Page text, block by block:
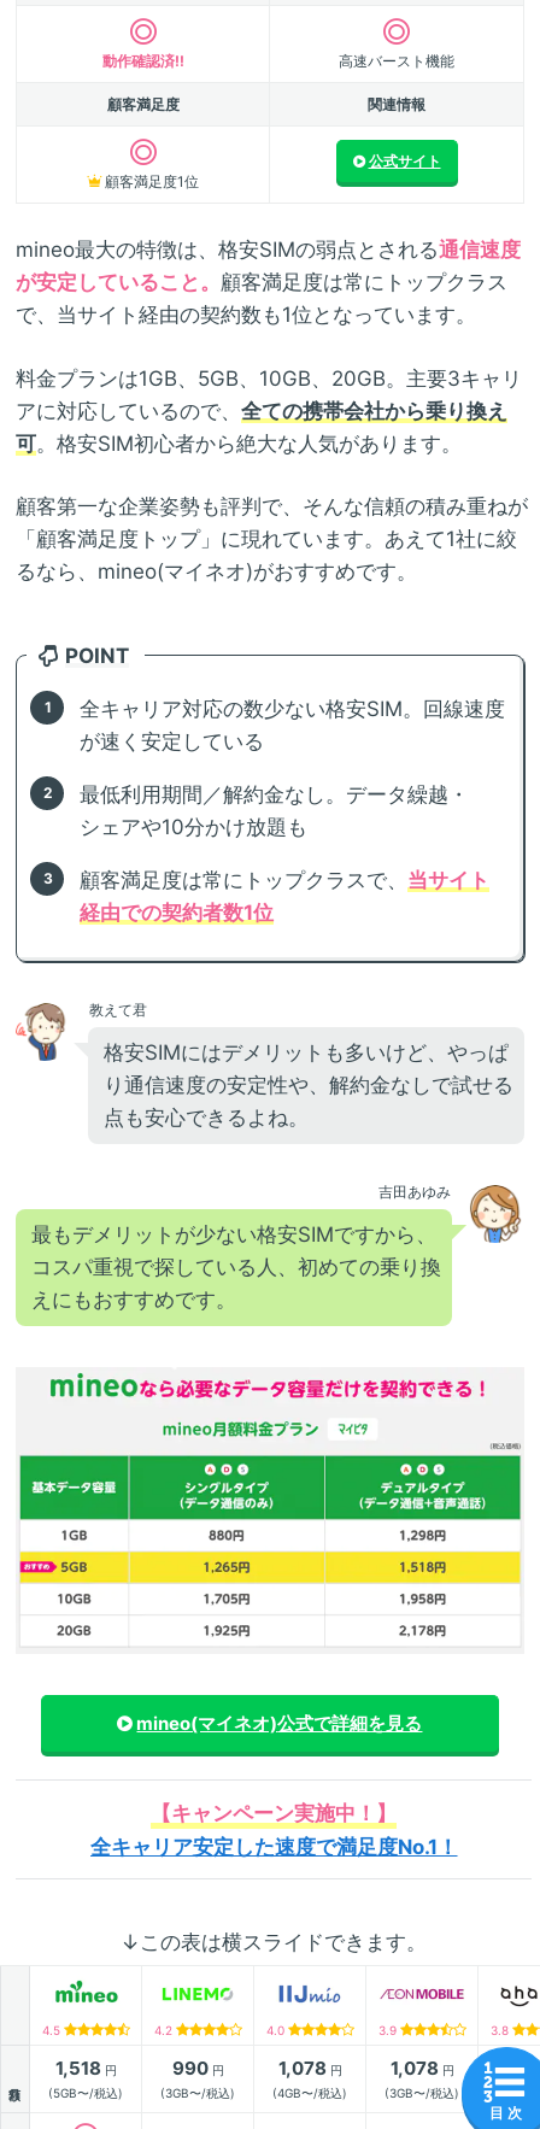
動作確認済!! 高速バースト機能
顧客満足度 関連情報
顧客満足度1位
公式サイト
mineo最大の特徴は、格安SIMの弱点とされる通信速度
が安定していること。 顧客満足度は常にトップクラス
で、当サイト経由の契約数も1位となっています。
料金プランは1GB、5GB、10GB、20GB。主要3キャリ
アに対応しているので、 全ての携帯会社から乗り換え
可。格安SIM初心者から絶大な人気があります。
顧客第一な企業姿勢も評判で、そんな信頼の積み重ねが
「顧客満足度トップ」に現れています。あえて1社に絞
るなら、mineo(マイネオ)がおすすめです。
POINT
全キャリア対応の数少ない格安SIM。回線速度
が速く安定している
最低利用期間／解約金なし。データ繰越・
シェアや10分かけ放題も
顧客満足度は常にトップクラスで、 当サイト
経由での契約者数1位
教えて君
格安SIMにはデメリットも多いけど、やっぱ
り通信速度の安定性や、解約金なしで試せる
点も安心できるよね。
吉田あゆみ
最もデメリットが少ない格安SIMですから、
コスパ重視で探している人、初めての乗り換
えにもおすすめです。
mineo(マイネオ)公式で詳細を見る
【キャンペーン実施中！】
全キャリア安定した速度で満足度No.1！
↓この表は横スライドできます。
4.5 4.2 4.0 3.9 3.8
1,518 円
(5GB〜/税込)
990円
(3GB〜/税込)
1,078 円
(4GB〜/税込)
1,078 円
(3GB〜/税込)
目 次